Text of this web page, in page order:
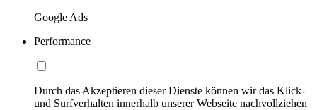
Google Ads
Performance
Durch das Akzeptieren dieser Dienste können wir das Klick-
und Surfverhalten innerhalb unserer Webseite nachvollziehen